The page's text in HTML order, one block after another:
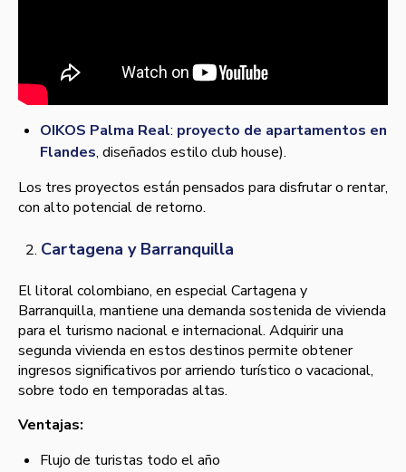
OIKOS Palma Real: proyecto de apartamentos en
Flandes, diseñados estilo club house).
Los tres proyectos están pensados para disfrutar o rentar,
con alto potencial de retorno.
Cartagena y Barranquilla
El litoral colombiano, en especial Cartagena y
Barranquilla, mantiene una demanda sostenida de vivienda
para el turismo nacional e internacional. Adquirir una
segunda vivienda en estos destinos permite obtener
ingresos significativos por arriendo turístico o vacacional,
sobre todo en temporadas altas.
Ventajas:
Flujo de turistas todo el año